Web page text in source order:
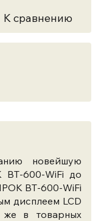
К сравнению
новейшую
ВТ-600-WiFi до
ВТ-600-WiFi
дисплеем LCD
в товарных